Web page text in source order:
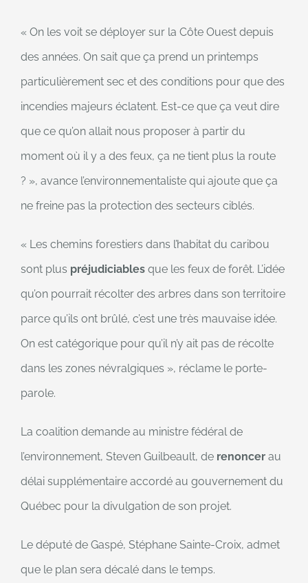
« On les voit se déployer sur la Côte Ouest depuis
des années. On sait que ça prend un printemps
particulièrement sec et des conditions pour que des
incendies majeurs éclatent. Est-ce que ça veut dire
que ce qu’on allait nous proposer à partir du
moment où il y a des feux, ça ne tient plus la route
? », avance l’environnementaliste qui ajoute que ça
ne freine pas la protection des secteurs ciblés.
« Les chemins forestiers dans l’habitat du caribou
sont plus préjudiciables que les feux de forêt. L’idée
qu’on pourrait récolter des arbres dans son territoire
parce qu’ils ont brûlé, c’est une très mauvaise idée.
On est catégorique pour qu’il n’y ait pas de récolte
dans les zones névralgiques », réclame le porte-
parole.
La coalition demande au ministre fédéral de
l’environnement, Steven Guilbeault, de renoncer au
délai supplémentaire accordé au gouvernement du
Québec pour la divulgation de son projet.
Le député de Gaspé, Stéphane Sainte-Croix, admet
que le plan sera décalé dans le temps.